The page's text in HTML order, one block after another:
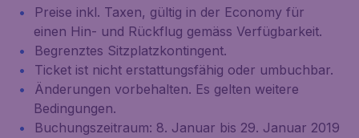
Preise inkl. Taxen, gültig in der Economy für
einen Hin- und Rückflug gemäss Verfügbarkeit.
Begrenztes Sitzplatzkontingent.
Ticket ist nicht erstattungsfähig oder umbuchbar.
Änderungen vorbehalten. Es gelten weitere
Bedingungen.
Buchungszeitraum: 8. Januar bis 29. Januar 2019